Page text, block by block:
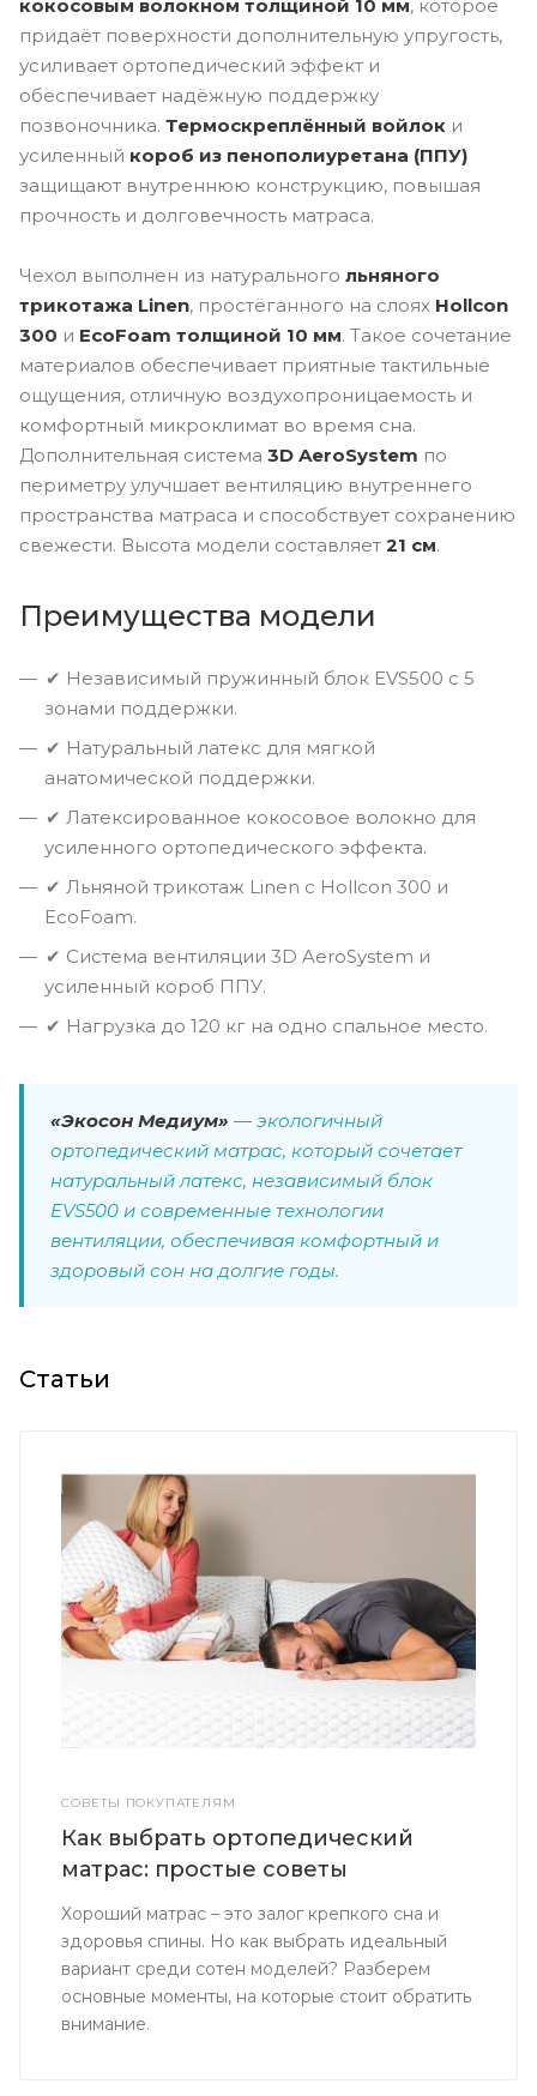
кокосовым волокном толщиной 10 мм, которое
придаёт поверхности дополнительную упругость,
усиливает ортопедический эффект и
обеспечивает надёжную поддержку
позвоночника. Термоскреплённый войлок и
усиленный короб из пенополиуретана (ППУ)
защищают внутреннюю конструкцию, повышая
прочность и долговечность матраса.
Чехол выполнен из натурального льняного
трикотажа Linen, простёганного на слоях Hollcon
300 и EcoFoam толщиной 10 мм. Такое сочетание
материалов обеспечивает приятные тактильные
ощущения, отличную воздухопроницаемость и
комфортный микроклимат во время сна.
Дополнительная система 3D AeroSystem по
периметру улучшает вентиляцию внутреннего
пространства матраса и способствует сохранению
свежести. Высота модели составляет 21 см.
Преимущества модели
✔ Независимый пружинный блок EVS500 с 5
зонами поддержки.
✔ Натуральный латекс для мягкой
анатомической поддержки.
✔ Латексированное кокосовое волокно для
усиленного ортопедического эффекта.
✔ Льняной трикотаж Linen с Hollcon 300 и
EcoFoam.
✔ Система вентиляции 3D AeroSystem и
усиленный короб ППУ.
✔ Нагрузка до 120 кг на одно спальное место.
«Экосон Медиум» — экологичный
ортопедический матрас, который сочетает
натуральный латекс, независимый блок
EVS500 и современные технологии
вентиляции, обеспечивая комфортный и
здоровый сон на долгие годы.
Статьи
СОВЕТЫ ПОКУПАТЕЛЯМ
Как выбрать ортопедический
матрас: простые советы
Хороший матрас – это залог крепкого сна и
здоровья спины. Но как выбрать идеальный
вариант среди сотен моделей? Разберем
основные моменты, на которые стоит обратить
внимание.